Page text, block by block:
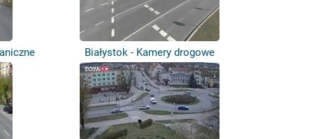
Białystok - Kamery drogowe